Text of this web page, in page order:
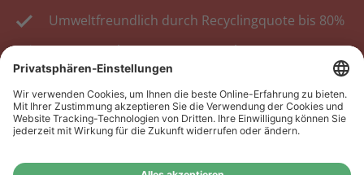
Umweltfreundlich durch Recyclingquote bis 80%
Kosten senken, Ressourcen schonen.
Wiederverkäufer:
Wiederverkäufer sind, registrieren Sie sich bitte in